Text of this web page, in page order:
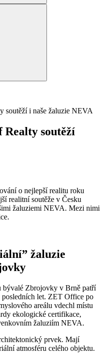
soutěží i naše žaluzie NEVA
Realty soutěží
o nejlepší realitu roku
realitní soutěže v Česku
žaluziemi NEVA. Mezi nimi
žaluzie
bývalé Zbrojovky v Brně patří
posledních let. ZET Office po
areálu vdechl místu
ekologické certifikace,
žaluziím NEVA.
prvek. Mají
atmosféru celého objektu.